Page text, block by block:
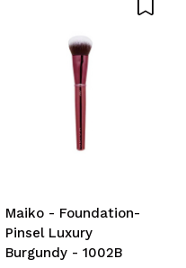
Maiko - Foundation-
Pinsel Luxury
Burgundy - 1002B